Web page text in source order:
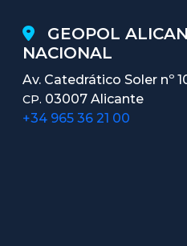
GEOPOL
NACIONAL
Av. Catedrático Soler nº
CP. 03007 Alicante
+34 965 36 21 00